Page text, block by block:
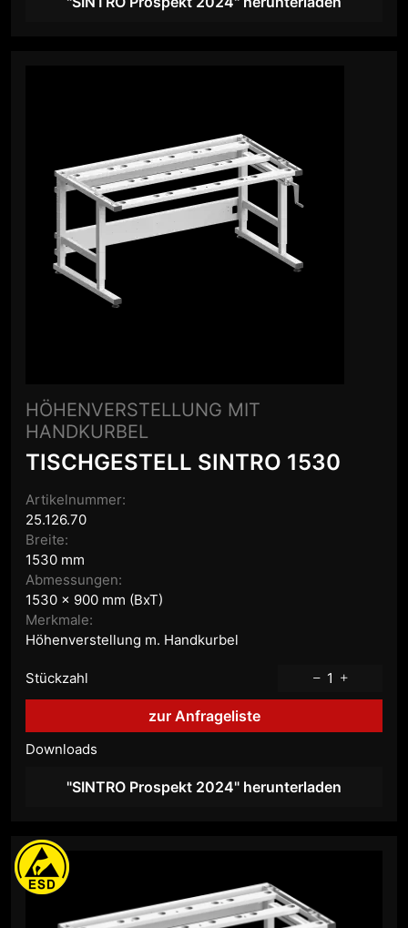
HÖHENVERSTELLUNG MIT
HANDKURBEL
TISCHGESTELL SINTRO 1530
Artikelnummer:
25.126.70
Breite:
1530 mm
Abmessungen:
1530 x 900 mm (BxT)
Merkmale:
Höhenverstellung m. Handkurbel
Stückzahl 1
zur Anfrageliste
Downloads
"SINTRO Prospekt 2024" herunterladen